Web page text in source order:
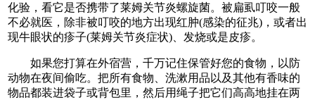
化验，看它是否携带了莱姆关节炎螺旋菌。被扁虱叮咬一般
不必就医，除非被叮咬的地方出现红肿(感染的征兆)，或者出
现牛眼状的疹子(莱姆关节炎症状)、发烧或是皮疹。
如果您打算在外宿营，千万记住保管好您的食物，以防
动物在夜间偷吃。把所有食物、洗漱用品以及其他有香味的
物品都装进袋子或背包里，然后用绳子把它们高高地挂在两